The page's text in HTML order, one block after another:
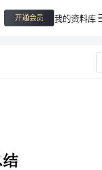
开通会员 我的资料库